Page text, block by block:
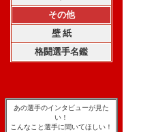
その他
壁 紙
格闘選手名鑑
あの選手のインタビューが見た
い！
こんなこと選手に聞いてほしい！